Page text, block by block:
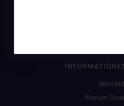
Kontakt
Warum